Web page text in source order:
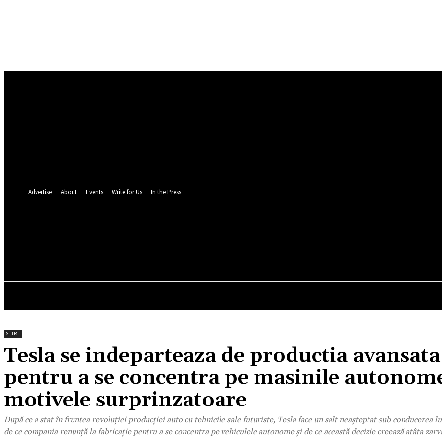
Advertise About Events Write for Us In the Press
STIRI
Tesla se indeparteaza de productia avansata
pentru a se concentra pe masinile
motivele surprinzatoare
După ce a stat în fruntea revoluției producției auto cu tehnicile sale futuriste, Tesla face un salt neașteptat sub conducerea
de ce compania renunță la fabricație pentru a se concentra pe vehiculele autonome și de ce această decizie creează atâta